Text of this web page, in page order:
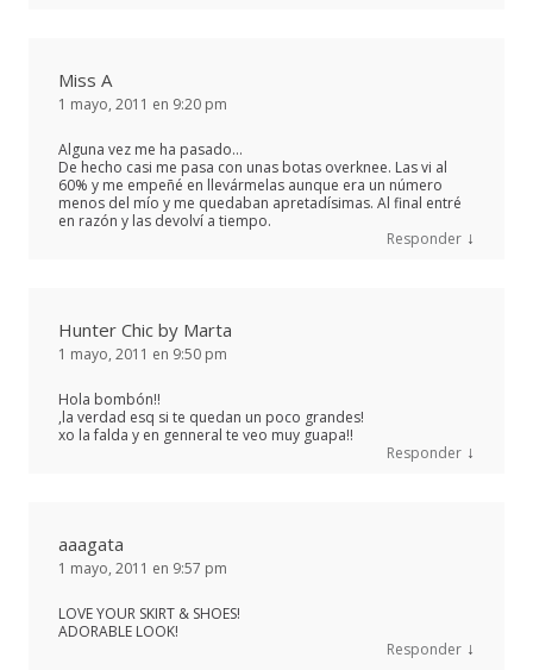
Miss A
1 mayo, 2011 en 9:20 pm
Alguna vez me ha pasado…
De hecho casi me pasa con unas botas overknee. Las vi al
60% y me empeñé en llevármelas aunque era un número
menos del mío y me quedaban apretadísimas. Al final entré
en razón y las devolví a tiempo.
Responder ↓
Hunter Chic by Marta
1 mayo, 2011 en 9:50 pm
Hola bombón!!
,la verdad esq si te quedan un poco grandes!
xo la falda y en genneral te veo muy guapa!!
Responder ↓
aaagata
1 mayo, 2011 en 9:57 pm
LOVE YOUR SKIRT & SHOES!
ADORABLE LOOK!
Responder ↓